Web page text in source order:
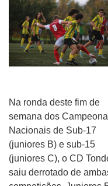
Na ronda deste fim de
semana dos
Nacionais de Sub-17
(juniores B) e sub-15
(juniores C), o CD
saiu derrotado de